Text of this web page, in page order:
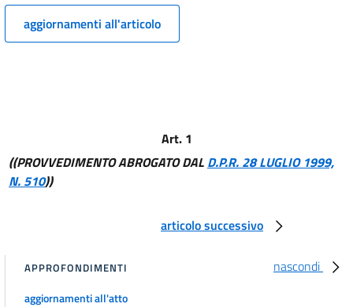
aggiornamenti all'articolo
Art. 1
((PROVVEDIMENTO ABROGATO DAL D.P.R. 28 LUGLIO 1999,
N. 510))
articolo successivo
nascondi
APPROFONDIMENTI
aggiornamenti all'atto